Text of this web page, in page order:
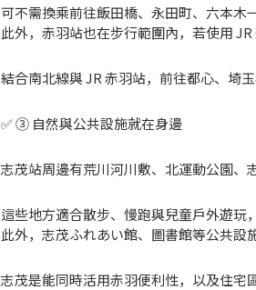
可不需換乘前往飯田橋、永田町、六本木
此外，赤羽站也在步行範圍內，若使用
結合南北線與 JR 赤羽站，前往都心、埼
✅ ③ 自然與公共設施就在身邊
志茂站周邊有荒川河川敷、北運動公園、
這些地方適合散步、慢跑與兒童戶外遊玩
此外，志茂ふれあい館、圖書館等公共設
志茂是能同時活用赤羽便利性，以及住宅